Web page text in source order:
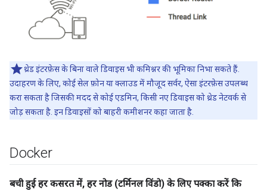
थ्रेड इंटरफ़ेस के बिना वाले डिवाइस भी कमिश्नर की भूमिका निभा सकते हैं.
उदाहरण के लिए, कोई सेल फ़ोन या क्लाउड में मौजूद सर्वर, ऐसा इंटरफ़ेस उपलब्ध
करा सकता है जिसकी मदद से कोई एडमिन, किसी नए डिवाइस को थ्रेड नेटवर्क से
जोड़ सकता है. इन डिवाइसों को बाहरी कमीशनर कहा जाता है.
Docker
बची हुई हर कसरत में, हर नोड (टर्मिनल विंडो) के लिए पक्का करें कि